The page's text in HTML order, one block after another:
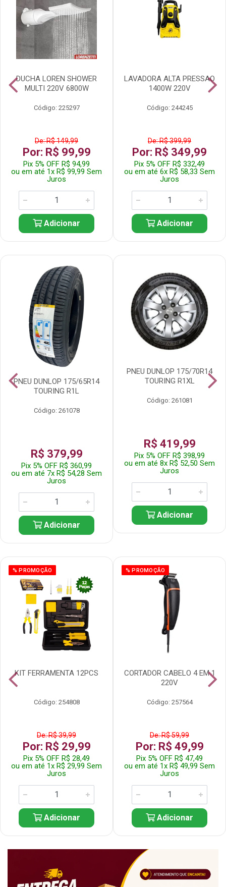
DUCHA LOREN SHOWER
MULTI 220V 6800W
Código: 225297
De: R$ 149,99
Por: R$ 99,99
Pix 5% OFF R$ 94,99
ou em até 1x R$ 99,99 Sem
Juros
Adicionar
LAVADORA ALTA PRESSAO
1400W 220V
Código: 244245
De: R$ 399,99
Por: R$ 349,99
Pix 5% OFF R$ 332,49
ou em até 6x R$ 58,33 Sem
Juros
Adicionar
PNEU DUNLOP 175/65R14
TOURING R1L
Código: 261078
R$ 379,99
Pix 5% OFF R$ 360,99
ou em até 7x R$ 54,28 Sem
Juros
Adicionar
PNEU DUNLOP 175/70R14
TOURING R1XL
Código: 261081
R$ 419,99
Pix 5% OFF R$ 398,99
ou em até 8x R$ 52,50 Sem
Juros
Adicionar
% PROMOÇÃO
KIT FERRAMENTA 12PCS
Código: 254808
De: R$ 39,99
Por: R$ 29,99
Pix 5% OFF R$ 28,49
ou em até 1x R$ 29,99 Sem
Juros
Adicionar
% PROMOÇÃO
CORTADOR CABELO 4 EM 1
220V
Código: 257564
De: R$ 59,99
Por: R$ 49,99
Pix 5% OFF R$ 47,49
ou em até 1x R$ 49,99 Sem
Juros
Adicionar